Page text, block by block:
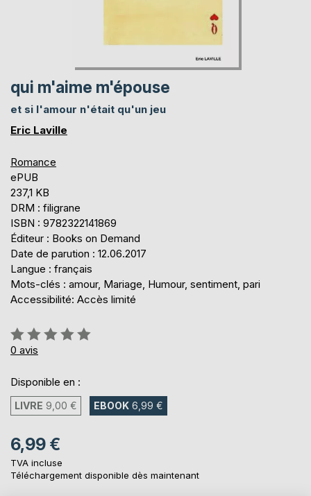
qui m'aime m'épouse
et si l'amour n'était qu'un jeu
Eric Laville
Romance
ePUB
237,1 KB
DRM : filigrane
ISBN : 9782322141869
Éditeur : Books on Demand
Date de parution : 12.06.2017
Langue : français
Mots-clés : amour, Mariage, Humour, sentiment, pari
Accessibilité: Accès limité
Évaluation:
0%
0 avis
Disponible en :
LIVRE 9,00 € EBOOK 6,99 €
6,99 €
TVA incluse
Téléchargement disponible dès maintenant